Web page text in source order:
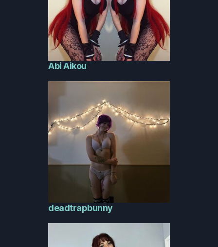
Abi Aikou
deadtrapbunny